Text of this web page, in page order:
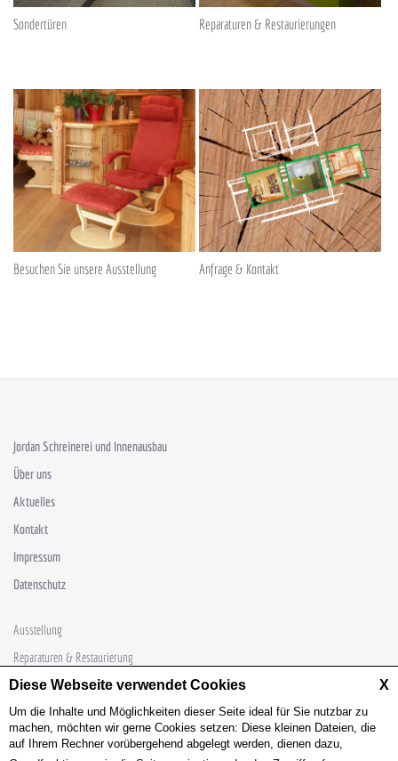
Diese Webseite verwendet Cookies X
Um die Inhalte und Möglichkeiten dieser Seite ideal für Sie nutzbar zu
machen, möchten wir gerne Cookies setzen: Diese kleinen Dateien, die
auf Ihrem Rechner vorübergehend abgelegt werden, dienen dazu,
Sondertüren Reparaturen & Restaurierungen
Besuchen Sie unsere Ausstellung Anfrage & Kontakt
Jordan Schreinerei und Innenausbau
Über uns
Aktuelles
Kontakt
Impressum
Datenschutz
Ausstellung
Reparaturen & Restaurierung
Sondertüren
Schlafsysteme
Möbelschreinerei